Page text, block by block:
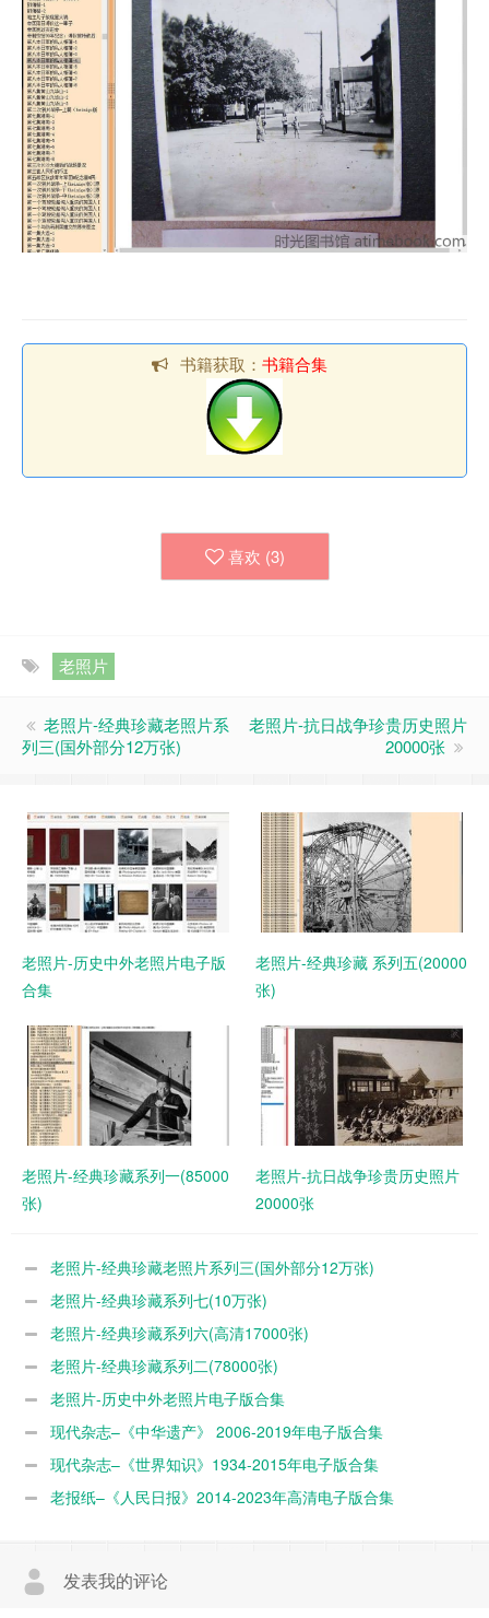
书籍获取： 书籍合集
喜欢 (3)
老照片
老照片-经典珍藏老照片系
列三(国外部分12万张)
老照片-抗日战争珍贵历史照片
20000张
老照片-历史中外老照片电子版
合集
老照片-经典珍藏 系列五(20000
张)
老照片-经典珍藏系列一(85000
张)
老照片-抗日战争珍贵历史照片
20000张
老照片-经典珍藏老照片系列三(国外部分12万张)
老照片-经典珍藏系列七(10万张)
老照片-经典珍藏系列六(高清17000张)
老照片-经典珍藏系列二(78000张)
老照片-历史中外老照片电子版合集
现代杂志–《中华遗产》 2006-2019年电子版合集
现代杂志–《世界知识》1934-2015年电子版合集
老报纸–《人民日报》2014-2023年高清电子版合集
发表我的评论